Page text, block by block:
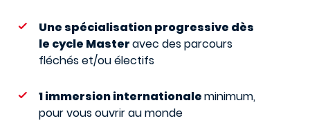
Une spécialisation progressive dès
le cycle Masteravec des parcours
fléchés et/ou électifs
1 immersion internationaleminimum,
pour vous ouvrir au monde